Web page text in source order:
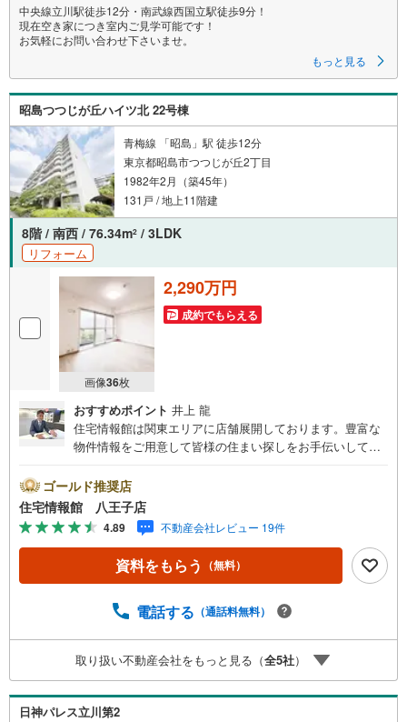
中央線立川駅徒歩12分・南武線西国立駅徒歩9分！
現在空き家につき室内ご見学可能です！
お気軽にお問い合わせ下さいませ。
もっと見る
昭島つつじが丘ハイツ北 22号棟
青梅線 「昭島」駅 徒歩12分
東京都昭島市つつじが丘2丁目
1982年2月（築45年）
131戸 / 地上11階建
8階 / 南西 / 76.34m2 / 3LDK
リフォーム
画像36枚
2,290万円
成約でもらえる
おすすめポイント 井上 龍
住宅情報館は関東エリアに店舗展開しております。豊富な
物件情報をご用意して皆様の住まい探しをお手伝いしてお
さい。住宅ローン相談会も同時開催中無理のない住宅ロー
ンの試算やご購入の際にかかる諸費用の概算も行っており
ます。しっかりとした資金計画のアドバイスをさせて頂き
ますので、お気軽にご相談ください。
ゴールド推奨店
住宅情報館 八王子店
4.89 不動産会社レビュー 19件
資料をもらう （無料）
電話する （通話料無料）
取り扱い不動産会社をもっと見る（全5社）
日神パレス立川第2